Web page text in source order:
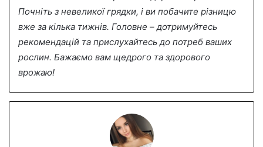
Почніть з невеликої грядки, і ви побачите різницю
вже за кілька тижнів. Головне – дотримуйтесь
рекомендацій та прислухайтесь до потреб ваших
рослин. Бажаємо вам щедрого та здорового
врожаю!